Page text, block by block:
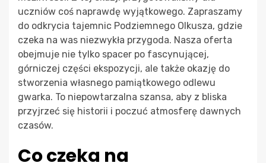
uczniów coś naprawdę wyjątkowego. Zapraszamy
do odkrycia tajemnic Podziemnego Olkusza, gdzie
czeka na was niezwykła przygoda. Nasza oferta
obejmuje nie tylko spacer po fascynującej,
górniczej części ekspozycji, ale także okazję do
stworzenia własnego pamiątkowego odlewu
gwarka. To niepowtarzalna szansa, aby z bliska
przyjrzeć się historii i poczuć atmosferę dawnych
czasów.
Co czeka na